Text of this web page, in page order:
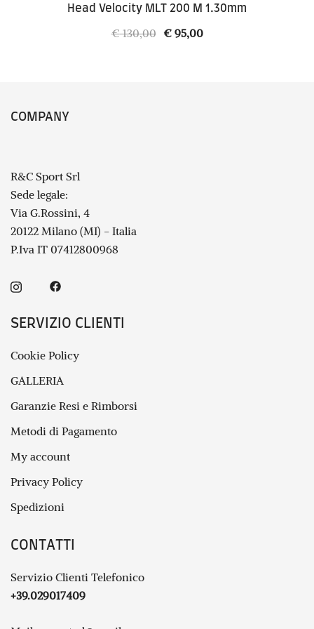
Head Velocity MLT 200 M 1.30mm
€130,00 Il
€95,00Il
COMPANY
R&C Sport Srl
Sede legale:
Via G.Rossini, 4
20122 Milano (MI) - Italia
P.Iva IT 07412800968
SERVIZIO CLIENTI
Cookie Policy
GALLERIA
Garanzie Resi e Rimborsi
Metodi di Pagamento
My account
Privacy Policy
Spedizioni
CONTATTI
Servizio Clienti Telefonico
+39.029017409